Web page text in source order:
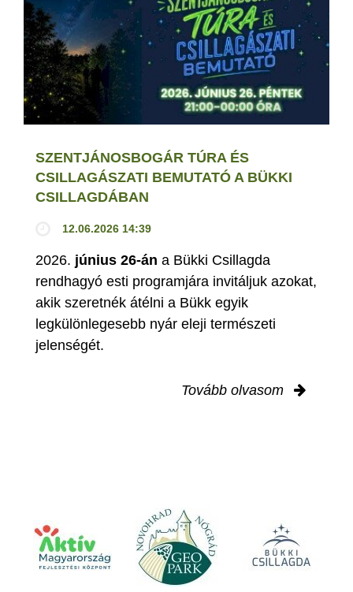
SZENTJÁNOSBOGÁR TÚRA ÉS
CSILLAGÁSZATI BEMUTATÓ A BÜKKI
CSILLAGDÁBAN
12.06.2026 14:39
2026. június 26-án a Bükki Csillagda
rendhagyó esti programjára invitáljuk azokat,
akik szeretnék átélni a Bükk egyik
legkülönlegesebb nyár eleji természeti
jelenségét.
Tovább olvasom